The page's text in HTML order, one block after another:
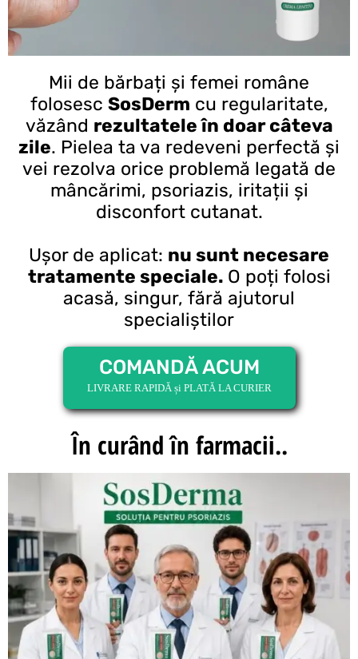
Mii de bărbați și femei române
folosesc SosDerm cu regularitate,
văzând rezultatele în doar câteva
zile. Pielea ta va redeveni perfectă și
vei rezolva orice problemă legată de
mâncărimi, psoriazis, iritații și
disconfort cutanat.
Ușor de aplicat: nu sunt necesare
tratamente speciale. O poți folosi
acasă, singur, fără ajutorul
specialiștilor
COMANDĂ ACUM
LIVRARE RAPIDĂ și PLATĂ LA CURIER
În curând în farmacii..